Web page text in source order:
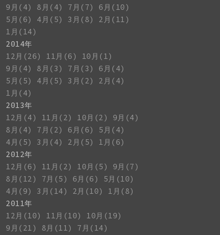
9月(4)
8月(4) 7月(7)
6月(10)
5月(6)
4月(5) 3月(8)
2月(11)
1月(14)
2014年
12月(26)
11月(6)
10月(1)
9月(4)
8月(3) 7月(3)
6月(4)
5月(5)
4月(5) 3月(2)
2月(4)
1月(4)
2013年
12月(4)
11月(2) 10月(2)
9月(4)
8月(4)
7月(2) 6月(6)
5月(4)
4月(5)
3月(4) 2月(5)
1月(6)
2012年
12月(6)
11月(2) 10月(5)
9月(7)
8月(12)
7月(5) 6月(6)
5月(10)
4月(9)
3月(14) 2月(10)
1月(8)
2011年
12月(10)
11月(10)
10月(19)
9月(21)
8月(11)
7月(14)